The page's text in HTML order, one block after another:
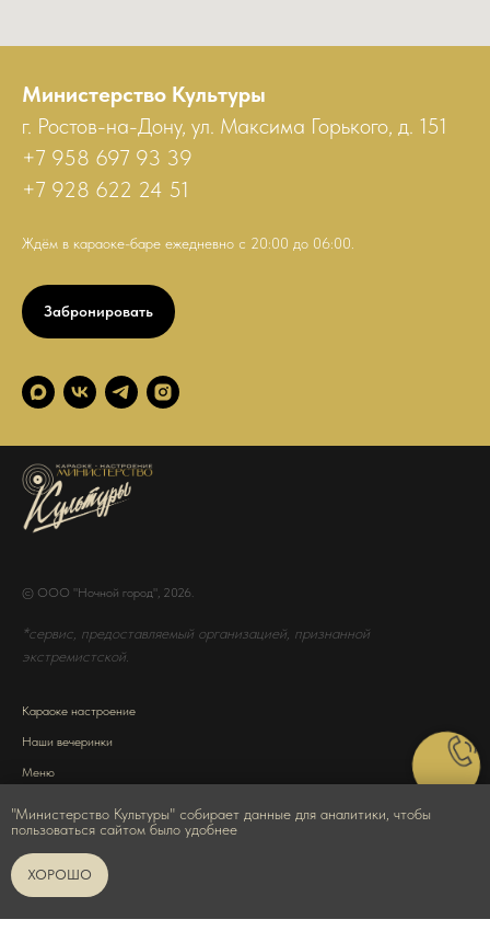
Министерство Культуры
г. Ростов-на-Дону, ул. Максима Горького, д. 151
+7 958 697 93 39
+7 928 622 24 51
Ждём в караоке-баре ежедневно с 20:00 до 06:00.
Забронировать
© ООО "Ночной город", 2026.
*сервис, предоставляемый организацией, признанной
экстремистской.
Караоке настроение
Наши вечеринки
Меню
Акции
Политика конфиденциальности
"Министерство Культуры" собирает данные для аналитики, чтобы
пользоваться сайтом было удобнее
ХОРОШО